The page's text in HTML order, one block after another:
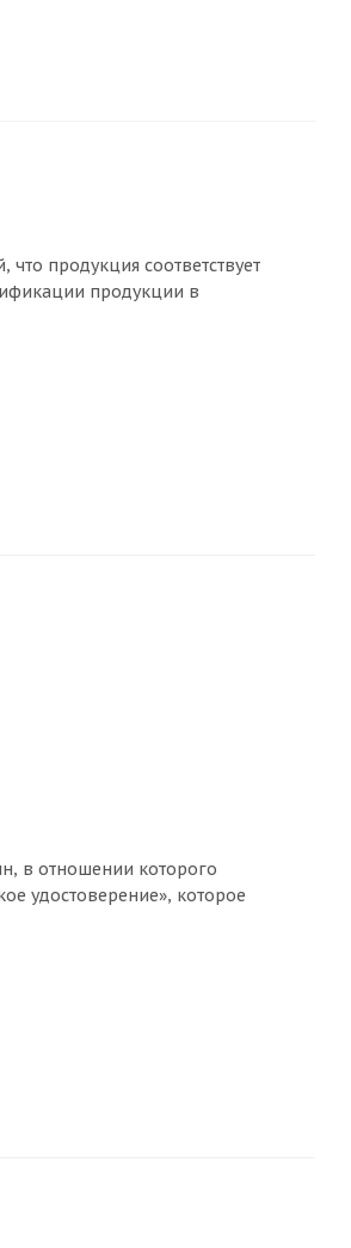
продукция соответствует
продукции в
в отношении которого
удостоверение», которое